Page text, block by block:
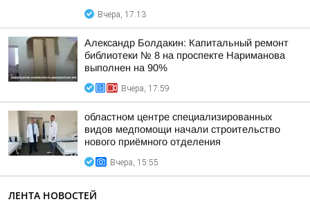
Вчера, 17:13
Александр Болдакин: Капитальный ремонт
библиотеки № 8 на проспекте Нариманова
выполнен на 90%
Вчера, 17:59
областном центре специализированных
видов медпомощи начали строительство
нового приёмного отделения
Вчера, 15:55
ЛЕНТА НОВОСТЕЙ